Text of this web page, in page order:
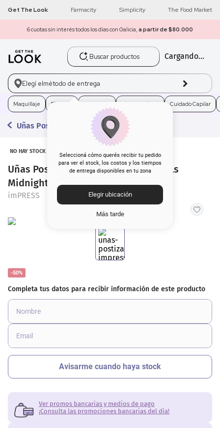
Get The Look Farmacity Simplicity The Food Market
6 cuotas sin interés todos los días con Galicia, a partir de $80.000
Buscar productos
Cargando...
Elegí elmétodo de entrega
Seleccioná cómo querés recibir tu pedido
para ver el stock, los costos y los tiempos
de entrega disponibles en tu zona
Elegir ubicación
Más tarde
Maquillaje Skincare Electro Belleza Cuidado Capilar
Uñas Postizas
NO HAY STOCK
Uñas Postizas Press on imPRESS Nails
Midnight Drive
imPRESS
-50%
Ver promos bancarias y medios de pago
¡Consulta las promociones bancarias del día!
1 get the look
2 máscara pestañas
loreal
4. brochas
5. corrector
6. rubor
7 . base
8.
10. labial